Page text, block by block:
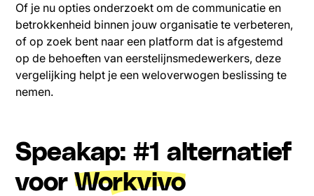
Of je nu opties onderzoekt om de communicatie en
betrokkenheid binnen jouw organisatie te verbeteren,
of op zoek bent naar een platform dat is afgestemd
op de behoeften van eerstelijnsmedewerkers, deze
vergelijking helpt je een weloverwogen beslissing te
nemen.
Speakap: #1 alternatief
voorWorkvivo